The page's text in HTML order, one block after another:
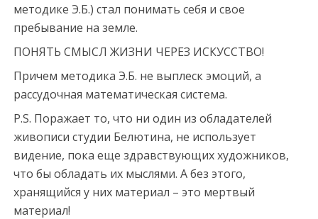
методике Э.Б.) стал понимать себя и свое
пребывание на земле.
ПОНЯТЬ СМЫСЛ ЖИЗНИ ЧЕРЕЗ ИСКУССТВО!
Причем методика Э.Б. не выплеск эмоций, а
рассудочная математическая система.
Р.S. Поражает то, что ни один из обладателей
живописи студии Белютина, не использует
видение, пока еще здравствующих художников,
что бы обладать их мыслями. А без этого,
хранящийся у них материал – это мертвый
материал!